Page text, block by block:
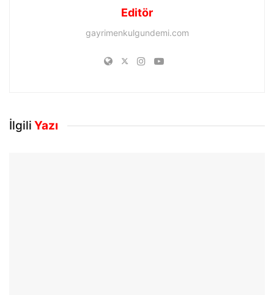
Editör
gayrimenkulgundemi.com
İlgili Yazı